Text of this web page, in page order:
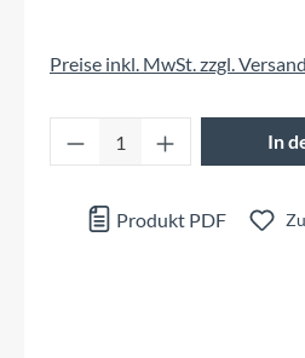
Preise inkl. MwSt. zzgl.
Produkt Anzahl: Gib
In
Produkt PDF